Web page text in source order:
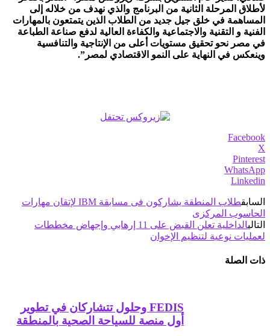
لأطلاق المرحلة الثانية من البرنامج والذي نهدف من خلاله إلى
المساهمة في خلق جيل جديد من الطلاب الذين يتمتعون بالمهارات
الفنية و التقنية والاجتماعية والكفاءة العالية لدفع صناعة الطباعة
في مصر نحو تحقيق مستويات أعلى من الإنتاجية والتنافسية
وينعكس في النهاية على النمو الاقتصادي لمصر”.
Facebook
X
Pinterest
WhatsApp
Linkedin
السابق
طلاب المنطقة يشاركون فى مسابقة IBM لإتقان مهارات
الحاسوب المركزى
التالي
الداخلية تعلن القبض على 11 إرهابي وإجهاض مخططات
لعمليات نوعية لتنظيم الإخوان
ذات الصلة
FEDIS وحلول تتشاركان في تطوير
أول منصة للسياحة الصحية بالمنطقة